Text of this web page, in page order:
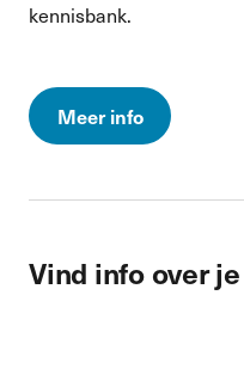
kennisbank.
Meer info
Vind info over